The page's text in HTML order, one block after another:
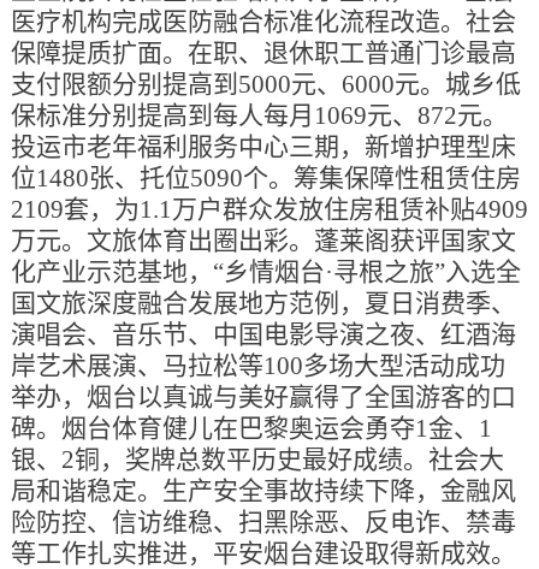
医疗机构完成医防融合标准化流程改造。社会
保障提质扩面。在职、退休职工普通门诊最高
支付限额分别提高到5000元、6000元。城乡低
保标准分别提高到每人每月1069元、872元。
投运市老年福利服务中心三期，新增护理型床
位1480张、托位5090个。筹集保障性租赁住房
2109套，为1.1万户群众发放住房租赁补贴4909
万元。文旅体育出圈出彩。蓬莱阁获评国家文
化产业示范基地，“乡情烟台·寻根之旅”入选全
国文旅深度融合发展地方范例，夏日消费季、
演唱会、音乐节、中国电影导演之夜、红酒海
岸艺术展演、马拉松等100多场大型活动成功
举办，烟台以真诚与美好赢得了全国游客的口
碑。烟台体育健儿在巴黎奥运会勇夺1金、1
银、2铜，奖牌总数平历史最好成绩。社会大
局和谐稳定。生产安全事故持续下降，金融风
险防控、信访维稳、扫黑除恶、反电诈、禁毒
等工作扎实推进，平安烟台建设取得新成效。